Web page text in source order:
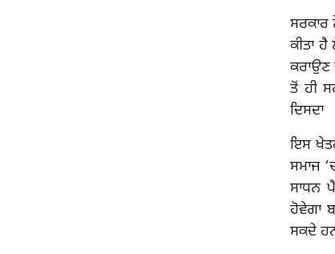
ਕੀਤਾ
ਕਰਾਉਣ
ਤੋਂ ਹੀ
ਦਿਸਦਾ
ਇਸ
ਸਮਾਜ
ਸਾਧਨ
ਹੋਵੇਗਾ
ਸਕਦੇ